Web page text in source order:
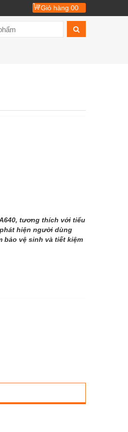
Giỏ hàng 00
tương thích với tiểu
hiện người dùng
bảo vệ sinh và tiết kiệm